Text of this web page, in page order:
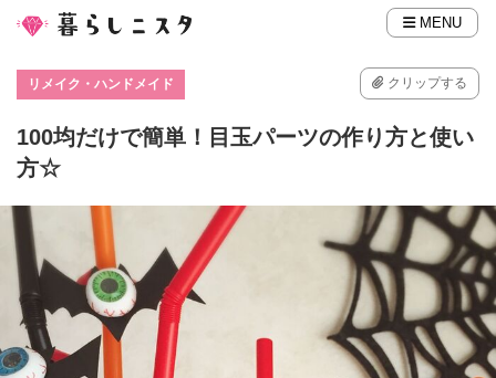
MENU
リメイク・ハンドメイド クリップする
100均だけで簡単！目玉パーツの作り方と使い
方☆